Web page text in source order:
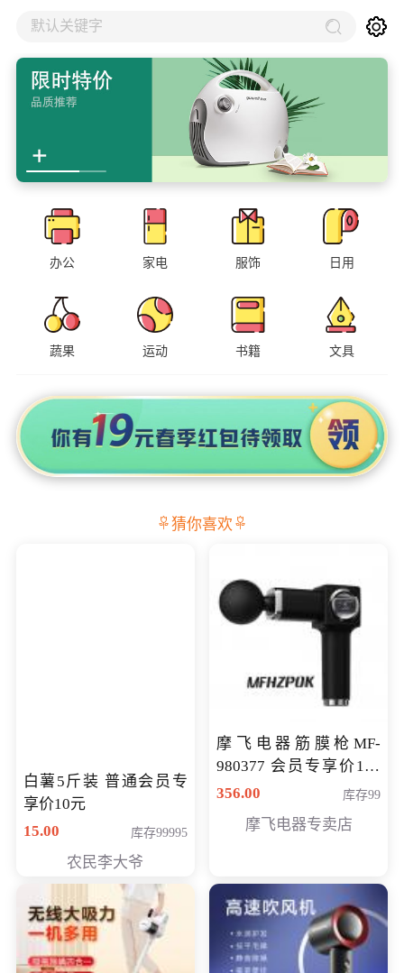
默认关键字
办公 家电 服饰 日用
蔬果 运动 书籍 文具
猜你喜欢
白薯5斤装 普通会员专
享价10元
15.00
库存99995
农民李大爷
摩飞电器筋膜枪MF-
980377 会员专享价199
元
356.00 库存99
摩飞电器专卖店